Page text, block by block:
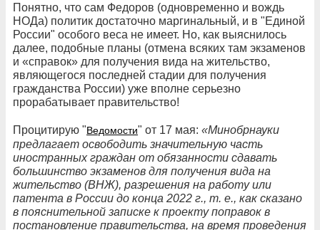
Понятно, что сам Федоров (одновременно и вождь
НОДа) политик достаточно маргинальный, и в "Единой
России" особого веса не имеет. Но, как выяснилось
далее, подобные планы (отмена всяких там экзаменов
и «справок» для получения вида на жительство,
являющегося последней стадии для получения
гражданства России) уже вполне серьезно
прорабатывает правительство!
Процитирую "Ведомости" от 17 мая: «Минобрнауки
предлагает освободить значительную часть
иностранных граждан от обязанности сдавать
большинство экзаменов для получения вида на
жительство (ВНЖ), разрешения на работу или
патента в России до конца 2022 г., т. е., как сказано
в пояснительной записке к проекту поправок в
постановление правительства, на время проведения